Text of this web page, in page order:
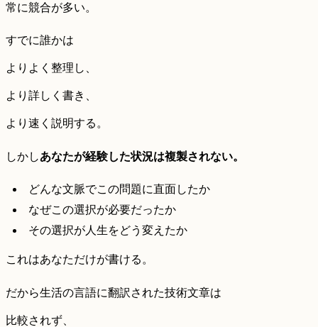
常に競合が多い。
すでに誰かは
よりよく整理し、
より詳しく書き、
より速く説明する。
しかしあなたが経験した状況は複製されない。
どんな文脈でこの問題に直面したか
なぜこの選択が必要だったか
その選択が人生をどう変えたか
これはあなただけが書ける。
だから生活の言語に翻訳された技術文章は
比較されず、